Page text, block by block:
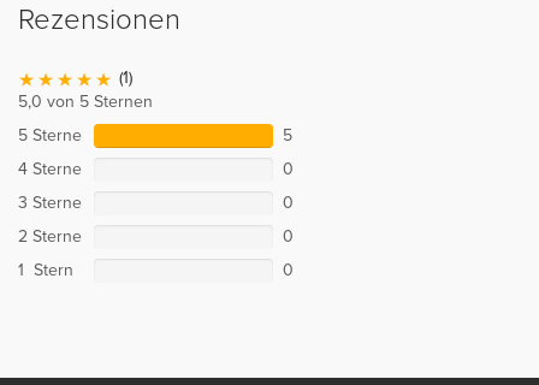
Rezensionen
(1)
5,0 von 5 Sternen
5 Sterne
5
4 Sterne
0
3 Sterne
0
2 Sterne
0
1 Stern
0